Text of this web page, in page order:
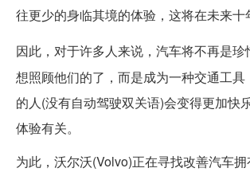
往更少的身临其境的体验，这将在未来十
因此，对于许多人来说，汽车将不再是珍
想照顾他们的了，而是成为一种交通工具
的人(没有自动驾驶双关语)会变得更加快
体验有关。
为此，沃尔沃(Volvo)正在寻找改善汽车拥